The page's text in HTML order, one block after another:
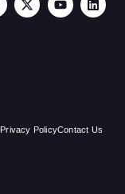
Privacy PolicyContact Us